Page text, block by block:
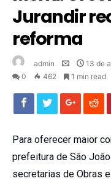
Jurandir
reforma
admin
13 de
0
462 1 min read
Para oferecer maior
prefeitura de São
secretarias de Obras